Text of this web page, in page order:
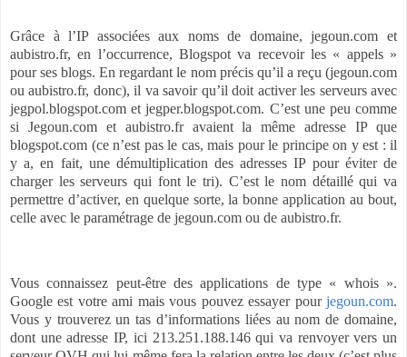
Grâce à l’IP associées aux noms de domaine, jegoun.com et
aubistro.fr, en l’occurrence, Blogspot va recevoir les « appels »
pour ses blogs. En regardant le nom précis qu’il a reçu (jegoun.com
ou aubistro.fr, donc), il va savoir qu’il doit activer les serveurs avec
jegpol.blogspot.com et jegper.blogspot.com. C’est une peu comme
si Jegoun.com et aubistro.fr avaient la même adresse IP que
blogspot.com (ce n’est pas le cas, mais pour le principe on y est : il
y a, en fait, une démultiplication des adresses IP pour éviter de
charger les serveurs qui font le tri). C’est le nom détaillé qui va
permettre d’activer, en quelque sorte, la bonne application au bout,
celle avec le paramétrage de jegoun.com ou de aubistro.fr.
Vous connaissez peut-être des applications de type « whois ».
Google est votre ami mais vous pouvez essayer pour jegoun.com.
Vous y trouverez un tas d’informations liées au nom de domaine,
dont une adresse IP, ici 213.251.188.146 qui va renvoyer vers un